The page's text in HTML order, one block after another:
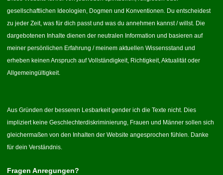
gesellschaftlichen Ideologien, Dogmen und Konventionen. Du entscheidest
zu jeder Zeit, was für dich passt und was du annehmen kannst / willst. Die
dargebotenen Inhalte dienen der neutralen Information und basieren auf
meiner persönlichen Erfahrung / meinem aktuellen Wissensstand und
erheben keinen Anspruch auf Vollständigkeit, Richtigkeit, Aktualität oder
Allgemeingültigkeit.
Aus Gründen der besseren Lesbarkeit gender ich die Texte nicht. Dies
impliziert keine Geschlechterdiskriminierung, Frauen und Männer sollen sich
gleichermaßen von den Inhalten der Website angesprochen fühlen. Danke
für dein Verständnis.
Fragen Anregungen?